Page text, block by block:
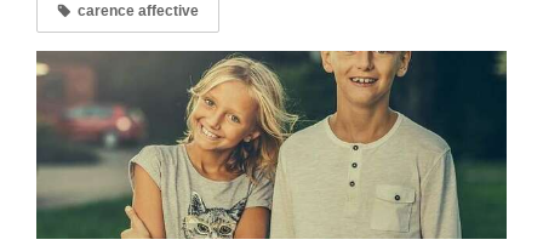
carence affective